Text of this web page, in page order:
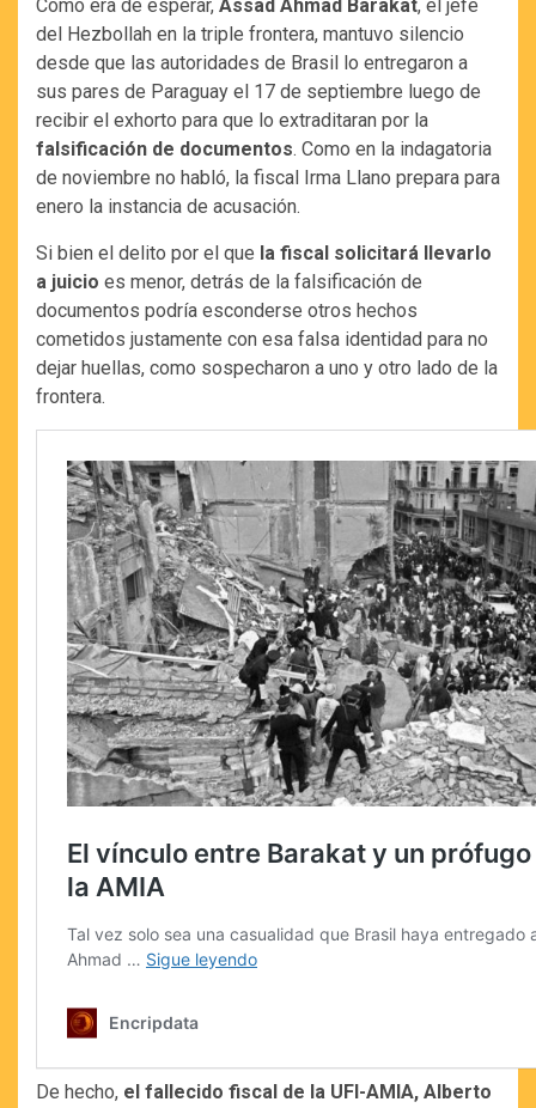
Como era de esperar, Assad Ahmad Barakat, el jefe
del Hezbollah en la triple frontera, mantuvo silencio
desde que las autoridades de Brasil lo entregaron a
sus pares de Paraguay el 17 de septiembre luego de
recibir el exhorto para que lo extraditaran por la
falsificación de documentos. Como en la indagatoria
de noviembre no habló, la fiscal Irma Llano prepara para
enero la instancia de acusación.
Si bien el delito por el que la fiscal solicitará llevarlo
a juicio es menor, detrás de la falsificación de
documentos podría esconderse otros hechos
cometidos justamente con esa falsa identidad para no
dejar huellas, como sospecharon a uno y otro lado de la
frontera.
De hecho, el fallecido fiscal de la UFI-AMIA, Alberto